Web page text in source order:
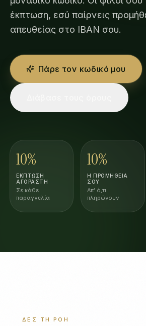
έκπτωση, εσύ παίρνεις
απευθείας στο IBAN σου.
Πάρε τον κωδικό μου
10%
ΈΚΠΤΩΣΗ
ΑΓΟΡΑΣΤΉ
Σε κάθε
παραγγελία
10%
Η ΠΡΟΜΉΘΕΙΆ
ΣΟΥ
Απ’ ό,τι
πληρώνουν
ΔΕΣ ΤΗ ΡΟΉ